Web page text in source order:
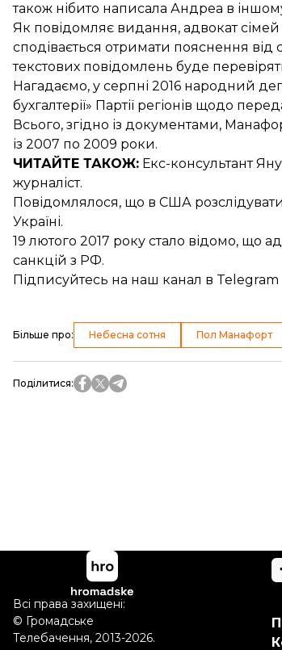
також нібито написала Андреа в іншому
Як повідомляє видання, адвокат сімей
сподівається отримати пояснення від
текстових повідомлень буде
Нагадаємо, у серпні 2016 народний
бухгалтерії» Партії регіонів щодо
Всього, згідно із документами,
із 2007 по 2009 роки.
ЧИТАЙТЕ ТАКОЖ: Екс-консультант
журналіст.
Повідомлялося, що в США
Україні.
19 лютого 2017 року стало відомо, що
санкцій з РФ.
Підписуйтесь на наш канал в Telegram
Більше про: Небесна сотня Пол Манафорт
Поділитися:
Всі права захищені:
© Громадське
Телебачення, 2013-2026.